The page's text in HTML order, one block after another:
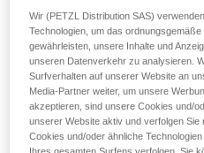
Wir (PETZL Distribution SAS)
Technologien, um das
gewährleisten, unsere Inhalte und
unseren Datenverkehr zu analysieren.
Surfverhalten auf unserer Website an
Media-Partner weiter, um unsere
akzeptieren, sind unsere Cookies und/
unserer Website aktiv und verfolgen Sie
Cookies und/oder ähnliche